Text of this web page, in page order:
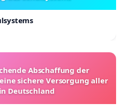
Abschaffung der
sichere Versorgung aller
Deutschland